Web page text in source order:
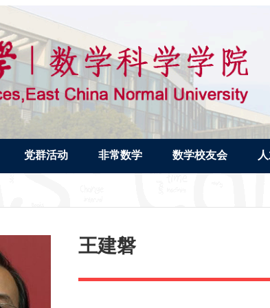
党群活动 非常数学 数学校友会
王建磐